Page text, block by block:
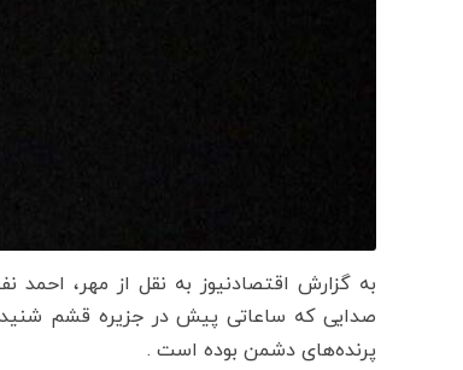
به گزارش اقتصادنیوز به نقل از مهر، احمد
صدایی که ساعاتی پیش در جزیره قشم
پرنده‌های دشمن بوده است .